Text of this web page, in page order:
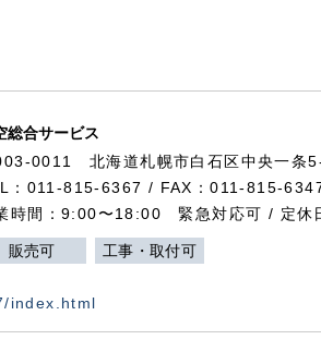
総合サービス
0011 北海道札幌市白石区中央一条
：011-815-6367 / FAX：011-815-
時間：9:00〜18:00 緊急対応可 / 定休
販売可 工事・取付可
index.html